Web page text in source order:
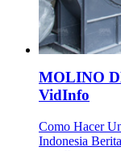
MOLINO
VidInfo
Como Hacer
Indonesia